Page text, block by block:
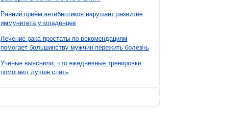
Ранний приём антибиотиков нарушает развитие
иммунитета у младенцев
Лечение рака простаты по рекомендациям
помогает большинству мужчин пережить болезнь
Учёные выяснили, что ежедневные тренировки
помогают лучше спать